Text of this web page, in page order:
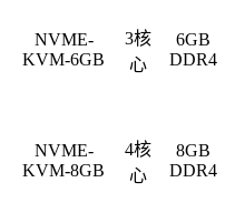
NVME-
KVM-6GB
3核
心
6GB
DDR4
NVME-
KVM-8GB
4核
心
8GB
DDR4